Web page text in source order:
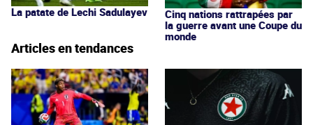
La patate de Lechi Sadulayev
Cinq nations rattrapées par
la guerre avant une Coupe du
monde
Articles en tendances